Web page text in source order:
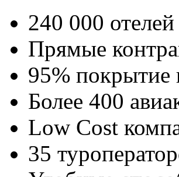
240 000 отелей
Прямые
95% покрытие
Более 400
Low Cost
35